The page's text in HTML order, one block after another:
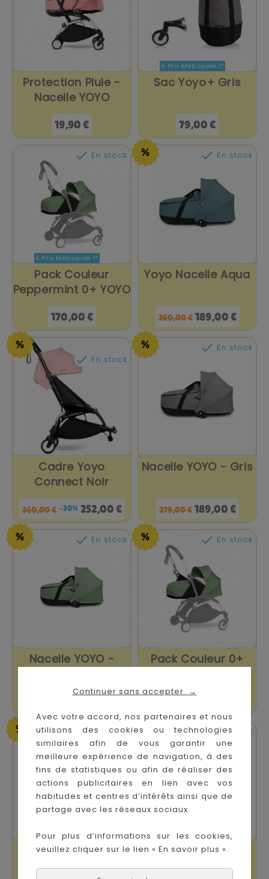
Continuer sans accepter →
Avec votre accord, nos partenaires et nous
utilisons des cookies ou technologies
similaires afin de vous garantir une
meilleure expérience de navigation, à des
fins de statistiques ou afin de réaliser des
actions publicitaires en lien avec vos
habitudes et centres d’intérêts ainsi que de
partage avec les réseaux sociaux.
Pour plus d’informations sur les cookies,
veuillez cliquer sur le lien « En savoir plus ».
Protection Pluie -
Nacelle YOYO
Prix
19,90 €
Sac Yoyo+ Gris
Prix
79,00 €
 En stock
Pack Couleur
Peppermint 0+ YOYO
Prix
170,00 €
 En stock
Yoyo Nacelle Aqua
Prix
de
base
260,00 € Prix
189,00 €
 En stock
Cadre Yoyo
Connect Noir
Prix
de
base
360,00 € -30% Prix
252,00 €
 En stock
Nacelle YOYO - Gris
Prix
de
base
279,00 € Prix
189,00 €
 En stock
Nacelle YOYO -
de
base
 En stock
Pack Couleur 0+
Prix
de
base
En stock
Yoyo Nacelle
Peppermint
En stock
Pack Couleur 0+
Rouge YOYO